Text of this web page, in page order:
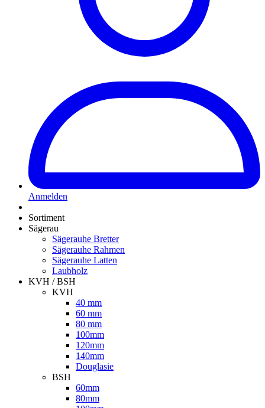
Anmelden
Sortiment
Sägerau
Sägerauhe Bretter
Sägerauhe Rahmen
Sägerauhe Latten
Laubholz
KVH / BSH
KVH
40 mm
60 mm
80 mm
100mm
120mm
140mm
Douglasie
BSH
60mm
80mm